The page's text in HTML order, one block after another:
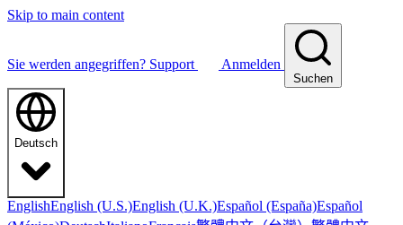
Skip to main content
Sie werden angegriffen? Support Anmelden
Suchen
Deutsch
EnglishEnglish (U.S.)English (U.K.)Español (España)Español